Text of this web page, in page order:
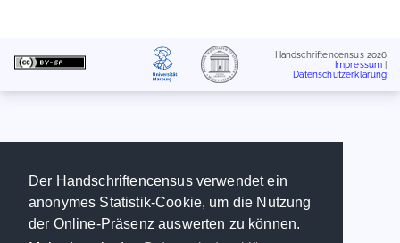
Der Handschriftencensus verwendet ein
anonymes Statistik-Cookie, um die Nutzung
der Online-Präsenz auswerten zu können.
Handschriftencensus 2026
Impressum
Datenschutzerklärung